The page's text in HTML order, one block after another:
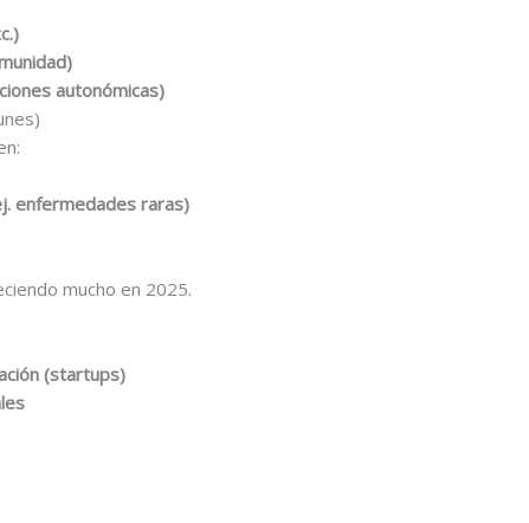
autonómicas)
enfermedades raras)
mucho en 2025.
(startups)